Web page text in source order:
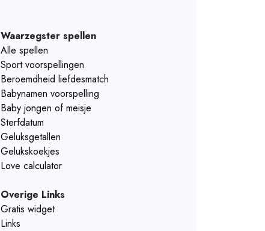
Waarzegster spellen
Alle spellen
Sport voorspellingen
Beroemdheid liefdesmatch
Babynamen voorspelling
Baby jongen of meisje
Sterfdatum
Geluksgetallen
Gelukskoekjes
Love calculator
Overige Links
Gratis widget
Links